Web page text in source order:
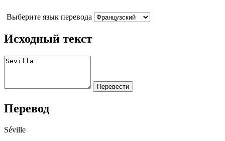
Выберите язык перевода
Исходный текст
Перевод
Séville